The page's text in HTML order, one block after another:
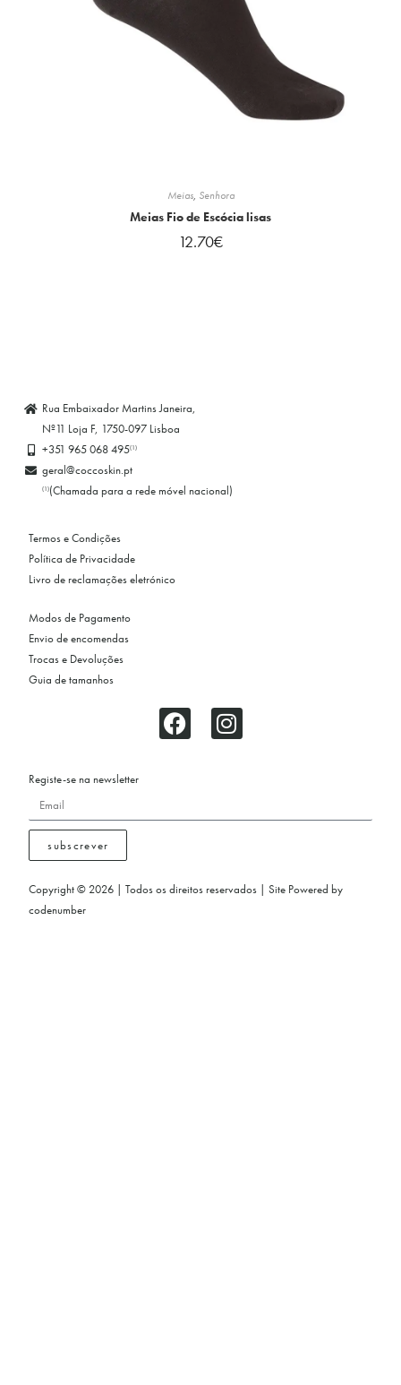
Meias, Senhora
Meias Fio de Escócia lisas
12.70€
Rua Embaixador Martins Janeira,
Nº11 Loja F, 1750-097 Lisboa
+351 965 068 495(1)
geral@coccoskin.pt
(1)(Chamada para a rede móvel nacional)
Termos e Condições
Política de Privacidade
Livro de reclamações eletrónico
Modos de Pagamento
Envio de encomendas
Trocas e Devoluções
Guia de tamanhos
Registe-se na newsletter
subscrever
Copyright © 2026 | Todos os direitos reservados | Site Powered by
codenumber